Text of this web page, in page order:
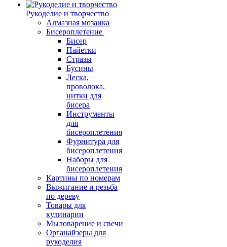
Рукоделие и творчество
Алмазная мозаика
Бисероплетение
Бисер
Пайетки
Стразы
Бусины
Леска,
проволока,
нитки для
бисера
Инструменты
для
бисероплетения
Фурнитура для
бисероплетения
Наборы для
бисероплетения
Картины по номерам
Выжигание и резьба
по дереву
Товары для
кулинарии
Мыловарение и свечи
Органайзеры для
рукоделия